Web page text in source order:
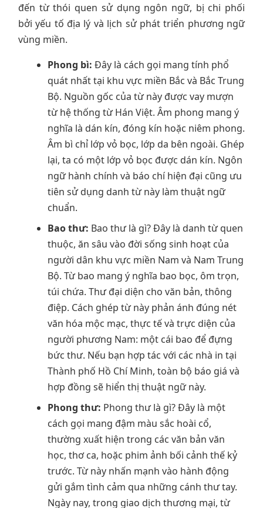
đến từ thói quen sử dụng ngôn ngữ, bị chi phối
bởi yếu tố địa lý và lịch sử phát triển phương ngữ
vùng miền.
Phong bì: Đây là cách gọi mang tính phổ
quát nhất tại khu vực miền Bắc và Bắc Trung
Bộ. Nguồn gốc của từ này được vay mượn
từ hệ thống từ Hán Việt. Âm phong mang ý
nghĩa là dán kín, đóng kín hoặc niêm phong.
Âm bì chỉ lớp vỏ bọc, lớp da bên ngoài. Ghép
lại, ta có một lớp vỏ bọc được dán kín. Ngôn
ngữ hành chính và báo chí hiện đại cũng ưu
tiên sử dụng danh từ này làm thuật ngữ
chuẩn.
Bao thư: Bao thư là gì? Đây là danh từ quen
thuộc, ăn sâu vào đời sống sinh hoạt của
người dân khu vực miền Nam và Nam Trung
Bộ. Từ bao mang ý nghĩa bao bọc, ôm trọn,
túi chứa. Thư đại diện cho văn bản, thông
điệp. Cách ghép từ này phản ánh đúng nét
văn hóa mộc mạc, thực tế và trực diện của
người phương Nam: một cái bao để đựng
bức thư. Nếu bạn hợp tác với các nhà in tại
Thành phố Hồ Chí Minh, toàn bộ báo giá và
hợp đồng sẽ hiển thị thuật ngữ này.
Phong thư: Phong thư là gì? Đây là một
cách gọi mang đậm màu sắc hoài cổ,
thường xuất hiện trong các văn bản văn
học, thơ ca, hoặc phim ảnh bối cảnh thế kỷ
trước. Từ này nhấn mạnh vào hành động
gửi gắm tình cảm qua những cánh thư tay.
Ngày nay, trong giao dịch thương mại, từ